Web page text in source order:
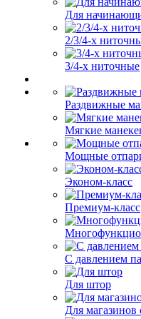
Для
2/3/4-х
3/4-х ниточные
Раздвижные
Мягкие
Мощные
Эконом-класс
Премиум-класс
С давлением
Для штор
Для